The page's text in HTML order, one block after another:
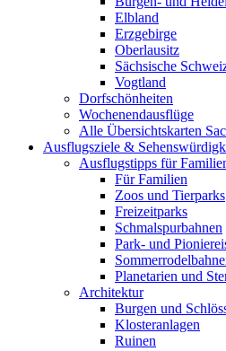
Elbland
Erzgebirge
Oberlausitz
Sächsische
Vogtland
Dorfschönheiten
Wochenendausflüge
Alle Übersichtskarten
Ausflugsziele &
Ausflugstipps für
Für Familien
Zoos und Tierparks
Freizeitparks
Schmalspurbahnen
Park- und
Planetarien und
Architektur
Burgen und
Klosteranlagen
Ruinen